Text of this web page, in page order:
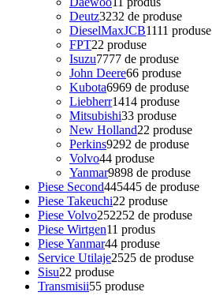
Deutz3232 de produse
DieselMaxJCB1111 produse
FPT22 produse
Isuzu7777 de produse
John Deere66 produse
Kubota6969 de produse
Liebherr1414 produse
Mitsubishi33 produse
New Holland22 produse
Perkins9292 de produse
Volvo44 produse
Yanmar9898 de produse
Piese Second445445 de produse
Piese Takeuchi22 produse
Piese Volvo252252 de produse
Piese Wirtgen11 produs
Piese Yanmar44 produse
Service Utilaje2525 de produse
Sisu22 produse
Transmisii55 produse